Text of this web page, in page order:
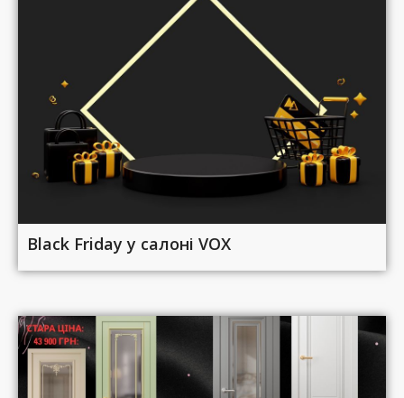
Black Friday у салоні VOX